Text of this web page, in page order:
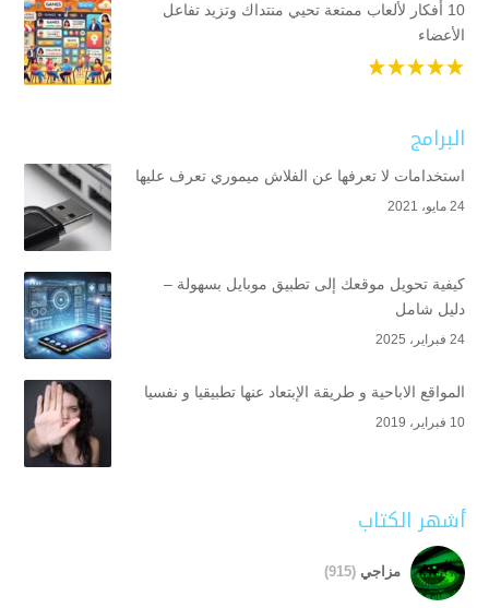
10 أفكار لألعاب ممتعة تحيي منتداك وتزيد تفاعل
الأعضاء
البرامج
استخدامات لا تعرفها عن الفلاش ميموري تعرف عليها
24 مايو، 2021
كيفية تحويل موقعك إلى تطبيق موبايل بسهولة –
دليل شامل
24 فبراير، 2025
المواقع الاباحية و طريقة الإبتعاد عنها تطبيقيا و نفسيا
10 فبراير، 2019
أشهر الكتاب
مزاجي (915)